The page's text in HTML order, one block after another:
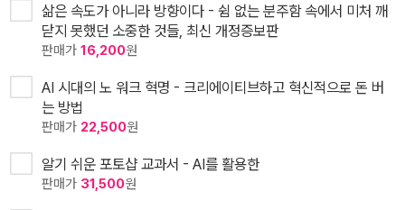
삶은 속도가 아니라 방향이다 - 쉼 없는 분주함 속에서 미처 깨
닫지 못했던 소중한 것들, 최신 개정증보판
판매가 16,200원
AI 시대의 노 워크 혁명 - 크리에이티브하고 혁신적으로 돈 버
는 방법
판매가 22,500원
알기 쉬운 포토샵 교과서 - AI를 활용한
판매가 31,500원